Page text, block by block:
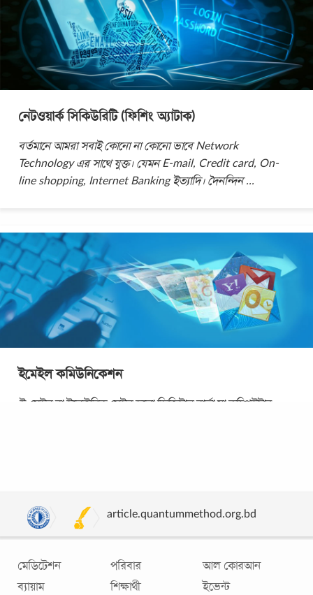
নেটওয়ার্ক সিকিউরিটি (ফিশিং অ্যাটাক)
বর্তমানে আমরা সবাই কোনো না কোনো ভাবে Network
Technology এর সাথে যুক্ত। যেমন E-mail, Credit card, On-
line shopping, Internet Banking ইত্যাদি। দৈনন্দিন...
ইমেইল কমিউনিকেশন
ই-মেইল বা ইলেক্ট্রনিক মেইল হলো ডিজিটাল বার্তা যা কম্পিউটার
article.quantummethod.org.bd
মেডিটেশন
ব্যায়াম
পরিবার
শিক্ষার্থী
আল কোরআন
ইভেন্ট